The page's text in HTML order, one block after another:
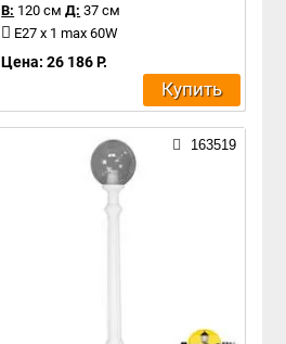
В: 120 см Д: 37 см
E27 x 1 max 60W
Цена: 26 186 Р.
Купить
163519